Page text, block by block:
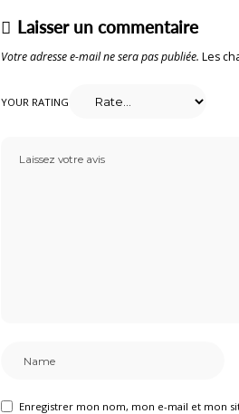
Laisser un commentaire
Votre adresse e-mail ne sera pas publiée. Les
YOUR RATING
Enregistrer mon nom, mon e-mail et mon